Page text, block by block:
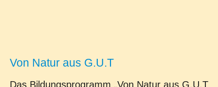
Von Natur aus G.U.T
Das Bildungsprogramm „Von Natur aus G.U.T